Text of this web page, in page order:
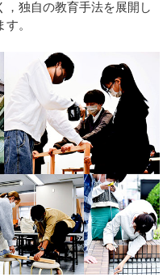
，独自の教育手法を展開し
。